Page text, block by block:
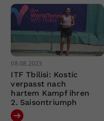
08.08.2023
ITF Tbilisi: Kostic
verpasst nach
hartem Kampf ihren
2. Saisontriumph